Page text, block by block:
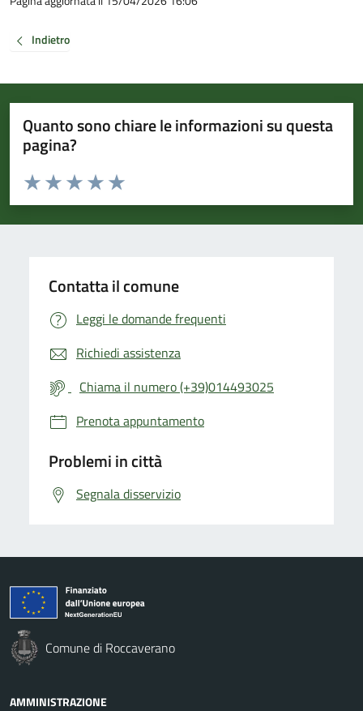
Indietro
Quanto sono chiare le informazioni su questa
pagina?
Valuta da 1 a 5 stelle la pagina
Valuta 5 stelle su 5
Valuta 4 stelle su 5
Valuta 3 stelle su 5
Valuta 2 stelle su 5
Valuta 1 stelle su 5
Contatta il comune
Leggi le domande frequenti
Richiedi assistenza
Chiama il numero (+39)014493025
Prenota appuntamento
Problemi in città
Segnala disservizio
Comune di Roccaverano
AMMINISTRAZIONE